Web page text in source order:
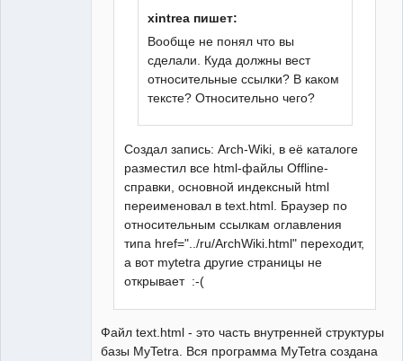
xintrea пишет:
Вообще не понял что вы
сделали. Куда должны вест
относительные ссылки? В каком
тексте? Относительно чего?
Создал запись: Arch-Wiki, в её каталоге
разместил все html-файлы Offline-
справки, основной индексный html
переименовал в text.html. Браузер по
относительным ссылкам оглавления
типа href="../ru/ArchWiki.html" переходит,
а вот mytetra другие страницы не
открывает :-(
Файл text.html - это часть внутренней структуры
базы MyTetra. Вся программа MyTetra создана